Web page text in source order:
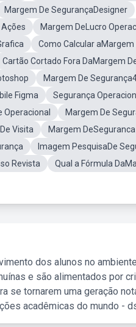
Margem De SegurançaDesigner
Margem DeLucro
Como Calcular aMargem
Cartão Cortado Fora DaMargem
Margem De
Figma
Segurança
Operacional
Margem De
Visita
Margem
Imagem PesquisaDe
Revista
Qual a Fórmula
dos alunos no
e são alimentados por
se tornarem uma geração
acadêmicas do mundo -